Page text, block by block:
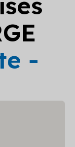
-